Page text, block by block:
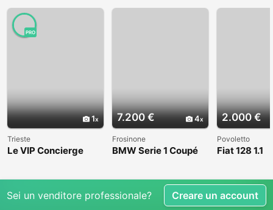
1
PRO
Trieste
Le VIP Concierge
7.200 € 4
Frosinone
BMW Serie 1 Coupé
2.000 €
Povoletto
Fiat 128 1.1
Sei un venditore professionale? Creare un account